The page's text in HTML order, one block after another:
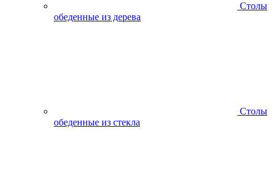
Столы
обеденные из дерева
Столы
обеденные из стекла